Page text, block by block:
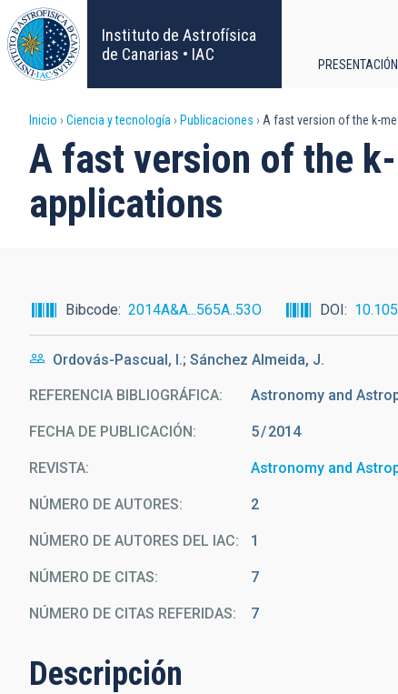
Pasar
al
contenido
principal
Instituto de Astrofísica
de Canarias • IAC
principal
PRESENTACIÓN
Sobrescribir
enlaces
de
a
la
navegación
Inicio Ciencia y tecnología Publicaciones A fast version of the k-
A fast version of the
applications
Bibcode 2014A&A...565A..53O DOI
Ordovás-Pascual, I.; Sánchez Almeida, J.
REFERENCIA BIBLIOGRÁFICA Astronomy and
FECHA DE PUBLICACIÓN: 5 2014
REVISTA Astronomy and
NÚMERO DE AUTORES 2
NÚMERO DE AUTORES DEL IAC 1
NÚMERO DE CITAS 7
NÚMERO DE CITAS REFERIDAS 7
Descripción